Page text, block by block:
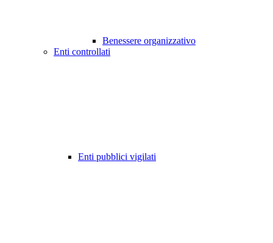
Benessere organizzativo
Enti controllati
Enti pubblici vigilati